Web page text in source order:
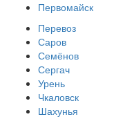
Первомайск
Перевоз
Саров
Семёнов
Сергач
Урень
Чкаловск
Шахунья